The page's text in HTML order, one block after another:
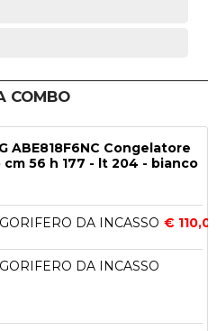
COMBO
ABE818F6NC Congelatore
56 h 177 - lt 204 - bianco
DA INCASSO €
DA INCASSO